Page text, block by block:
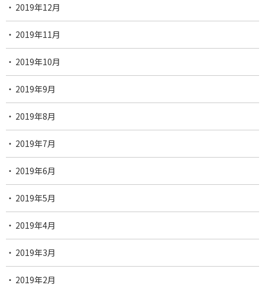
2019年12月
2019年11月
2019年10月
2019年9月
2019年8月
2019年7月
2019年6月
2019年5月
2019年4月
2019年3月
2019年2月